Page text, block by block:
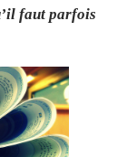
faut parfois